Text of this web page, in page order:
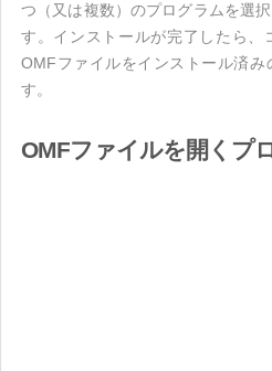
つ（又は複数）のプログラムを選
す。インストールが完了したら、
OMFファイルをインストール済み
す。
OMFファイルを開くプ